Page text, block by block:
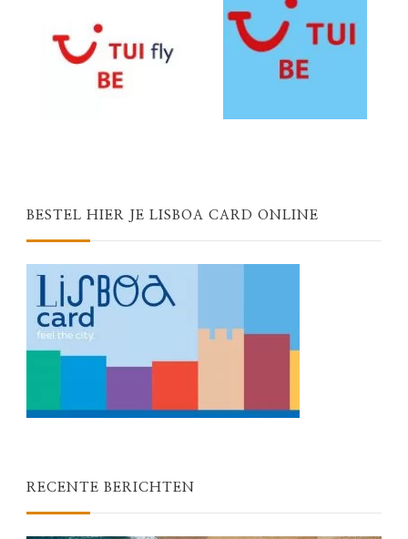
BESTEL HIER JE LISBOA CARD ONLINE
RECENTE BERICHTEN